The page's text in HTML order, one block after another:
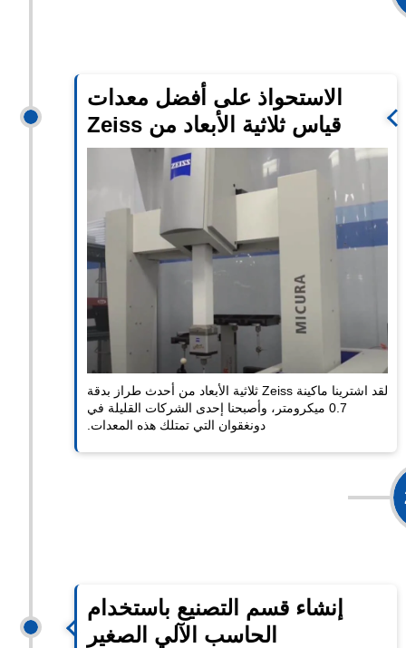
الاستحواذ على أفضل معدات
قياس ثلاثية الأبعاد من Zeiss
لقد اشترينا ماكينة Zeiss ثلاثية الأبعاد من أحدث طراز بدقة
0.7 ميكرومتر، وأصبحنا إحدى الشركات القليلة في
دونغقوان التي تمتلك هذه المعدات.
إنشاء قسم التصنيع باستخدام
الحاسب الآلي الصغير